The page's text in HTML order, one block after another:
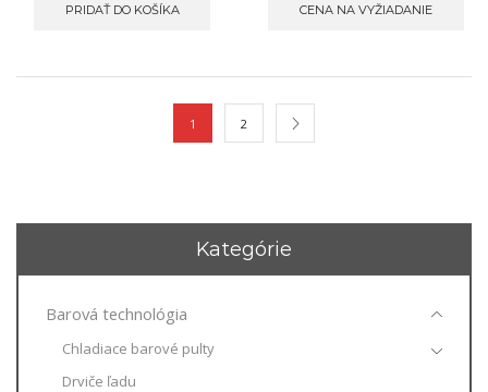
PRIDAŤ DO KOŠÍKA CENA NA VYŽIADANIE
1 2
Kategórie
Barová technológia
Chladiace barové pulty
Drviče ľadu